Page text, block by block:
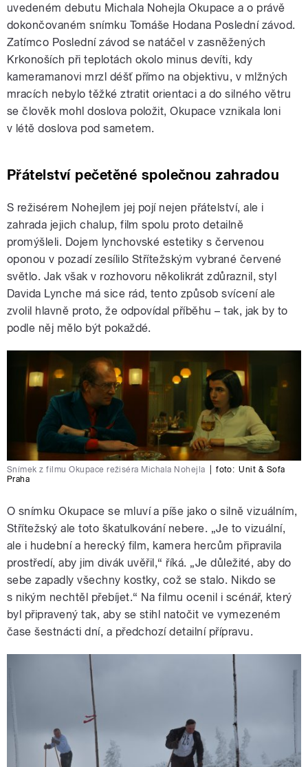
uvedeném debutu Michala Nohejla Okupace a o právě
dokončovaném snímku Tomáše Hodana Poslední závod.
Zatímco Poslední závod se natáčel v zasněžených
Krkonoších při teplotách okolo minus devíti, kdy
kameramanovi mrzl déšť přímo na objektivu, v mlžných
mracích nebylo těžké ztratit orientaci a do silného větru
se člověk mohl doslova položit, Okupace vznikala loni
v létě doslova pod sametem.
Přátelství pečetěné společnou zahradou
S režisérem Nohejlem jej pojí nejen přátelství, ale i
zahrada jejich chalup, film spolu proto detailně
promýšleli. Dojem lynchovské estetiky s červenou
oponou v pozadí zesílilo Střítežským vybrané červené
světlo. Jak však v rozhovoru několikrát zdůraznil, styl
Davida Lynche má sice rád, tento způsob svícení ale
zvolil hlavně proto, že odpovídal příběhu – tak, jak by to
podle něj mělo být pokaždé.
Snímek z filmu Okupace režiséra Michala Nohejla foto: Unit & Sofa
Praha
O snímku Okupace se mluví a píše jako o silně vizuálním,
Střítežský ale toto škatulkování nebere. „Je to vizuální,
ale i hudební a herecký film, kamera hercům připravila
prostředí, aby jim divák uvěřil,“ říká. „Je důležité, aby do
sebe zapadly všechny kostky, což se stalo. Nikdo se
s nikým nechtěl přebíjet.“ Na filmu ocenil i scénář, který
byl připravený tak, aby se stihl natočit ve vymezeném
čase šestnácti dní, a předchozí detailní přípravu.